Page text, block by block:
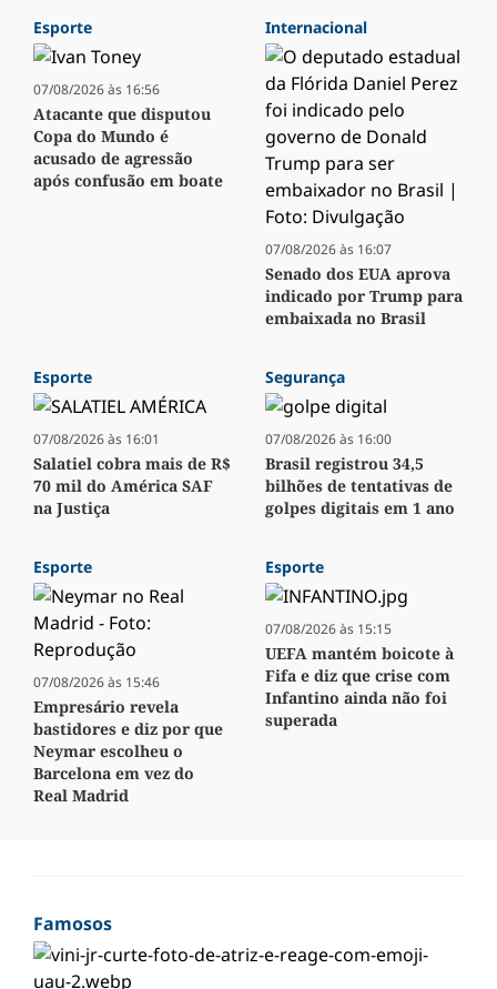
Esporte
07/08/2026 às 16:56
Atacante que disputou
Copa do Mundo é
acusado de agressão
após confusão em boate
Internacional
07/08/2026 às 16:07
Senado dos EUA aprova
indicado por Trump para
embaixada no Brasil
Esporte
07/08/2026 às 16:01
Salatiel cobra mais de R$
70 mil do América SAF
na Justiça
Segurança
07/08/2026 às 16:00
Brasil registrou 34,5
bilhões de tentativas de
golpes digitais em 1 ano
Esporte
07/08/2026 às 15:46
Empresário revela
bastidores e diz por que
Neymar escolheu o
Barcelona em vez do
Real Madrid
Esporte
07/08/2026 às 15:15
UEFA mantém boicote à
Fifa e diz que crise com
Infantino ainda não foi
superada
Famosos